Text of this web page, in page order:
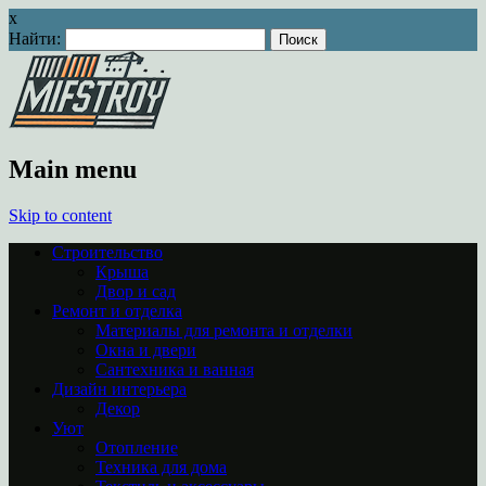
x
Найти:
Main menu
Skip to content
Строительство
Крыша
Двор и сад
Ремонт и отделка
Материалы для ремонта и отделки
Окна и двери
Сантехника и ванная
Дизайн интерьера
Декор
Уют
Отопление
Техника для дома